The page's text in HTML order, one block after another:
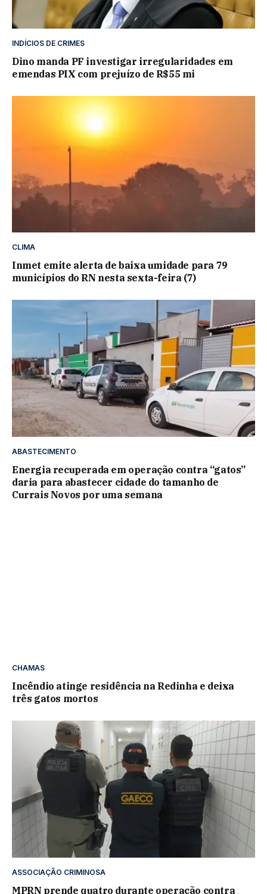
INDÍCIOS DE CRIMES
Dino manda PF investigar irregularidades em
emendas PIX com prejuízo de R$55 mi
CLIMA
Inmet emite alerta de baixa umidade para 79
municípios do RN nesta sexta-feira (7)
ABASTECIMENTO
Energia recuperada em operação contra “gatos”
daria para abastecer cidade do tamanho de
Currais Novos por uma semana
CHAMAS
Incêndio atinge residência na Redinha e deixa
três gatos mortos
ASSOCIAÇÃO CRIMINOSA
MPRN prende quatro durante operação contra